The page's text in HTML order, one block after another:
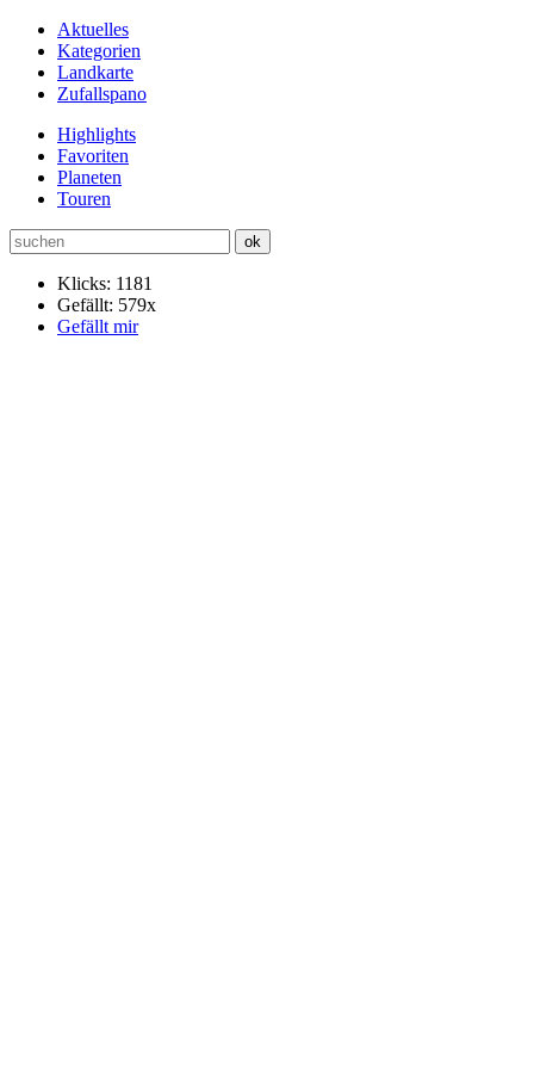
Aktuelles
Kategorien
Landkarte
Zufallspano
Highlights
Favoriten
Planeten
Touren
Klicks: 1181
Gefällt: 579x
Gefällt mir